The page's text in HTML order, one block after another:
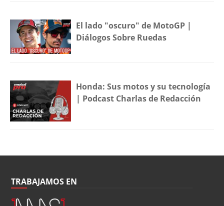
El lado "oscuro" de MotoGP |
Diálogos Sobre Ruedas
Honda: Sus motos y su tecnología
| Podcast Charlas de Redacción
TRABAJAMOS EN